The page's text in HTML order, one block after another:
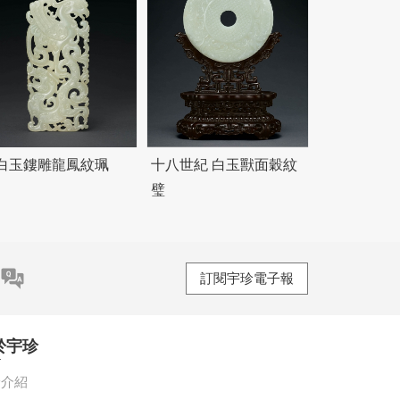
玉鏤雕龍鳳紋珮
十八世紀 白玉獸面穀紋
璧
訂閱宇珍電子報
宇珍
紹